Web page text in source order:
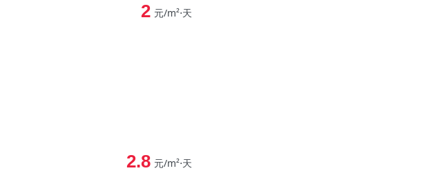
2 元/m²⋅天
2.8 元/m²⋅天